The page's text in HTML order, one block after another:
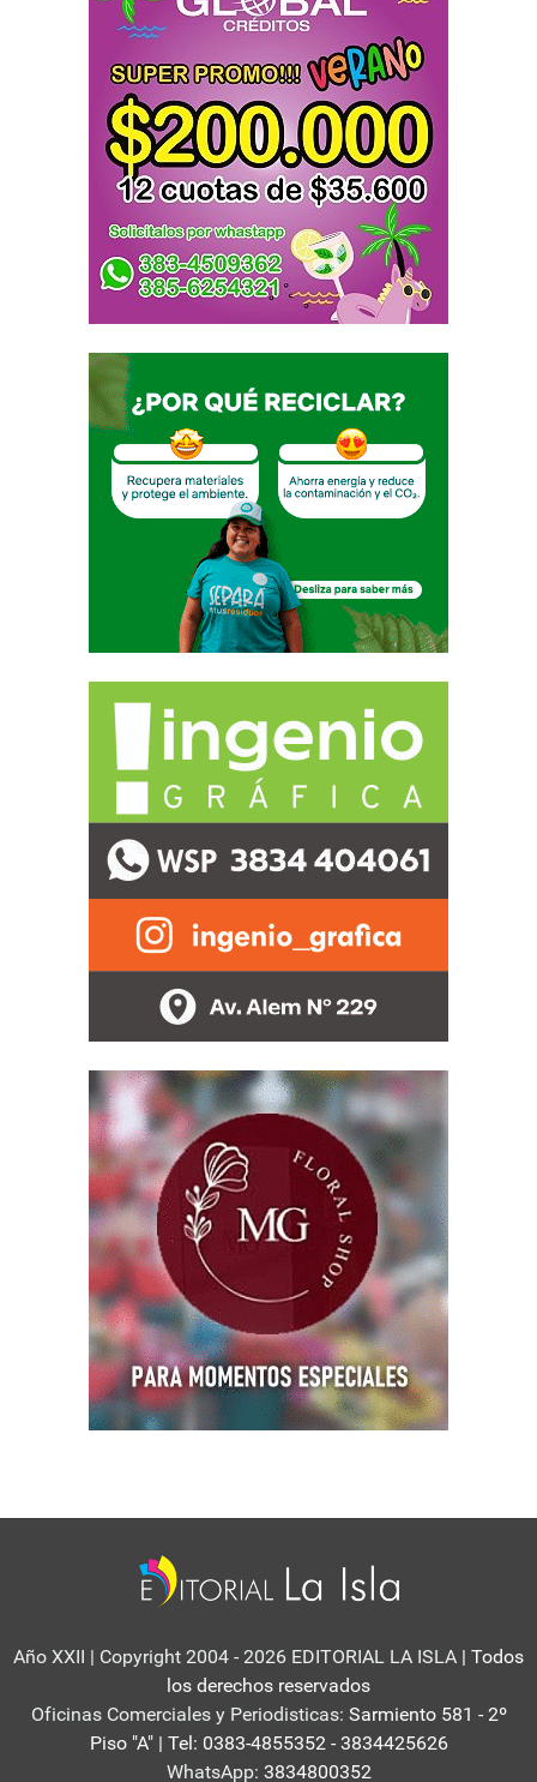
Año XXII | Copyright 2004 - 2026 EDITORIAL LA ISLA | Todos
los derechos reservados
Oficinas Comerciales y Periodisticas: Sarmiento 581 - 2º
Piso "A" | Tel: 0383-4855352 - 3834425626
WhatsApp: 3834800352